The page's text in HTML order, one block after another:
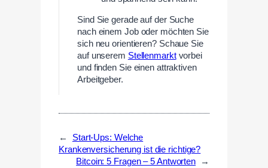
Sind Sie gerade auf der Suche
nach einem Job oder möchten Sie
sich neu orientieren? Schaue Sie
auf unserem Stellenmarktvorbei
und finden Sie einen attraktiven
Arbeitgeber.
←
Start-Ups: Welche
Krankenversicherung ist die richtige?
Bitcoin: 5 Fragen – 5 Antworten
→